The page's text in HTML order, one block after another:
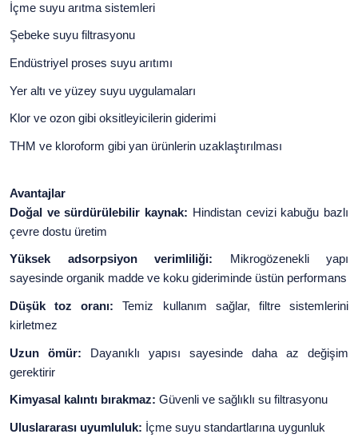
İçme suyu arıtma sistemleri
Şebeke suyu filtrasyonu
Endüstriyel proses suyu arıtımı
Yer altı ve yüzey suyu uygulamaları
Klor ve ozon gibi oksitleyicilerin giderimi
THM ve kloroform gibi yan ürünlerin uzaklaştırılması
Avantajlar
Doğal ve sürdürülebilir kaynak: Hindistan cevizi kabuğu bazlı
çevre dostu üretim
Yüksek adsorpsiyon verimliliği: Mikrogözenekli yapı
sayesinde organik madde ve koku gideriminde üstün performans
Düşük toz oranı: Temiz kullanım sağlar, filtre sistemlerini
kirletmez
Uzun ömür: Dayanıklı yapısı sayesinde daha az değişim
gerektirir
Kimyasal kalıntı bırakmaz: Güvenli ve sağlıklı su filtrasyonu
Uluslararası uyumluluk: İçme suyu standartlarına uygunluk